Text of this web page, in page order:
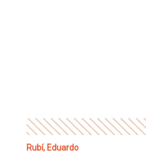
Rubí, Eduardo